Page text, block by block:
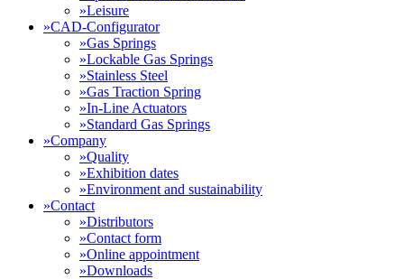
»Leisure
»CAD-Configurator
»Gas Springs
»Lockable Gas Springs
»Stainless Steel
»Gas Traction Spring
»In-Line Actuators
»Standard Gas Springs
»Company
»Quality
»Exhibition dates
»Environment and sustainability
»Contact
»Distributors
»Contact form
»Online appointment
»Downloads